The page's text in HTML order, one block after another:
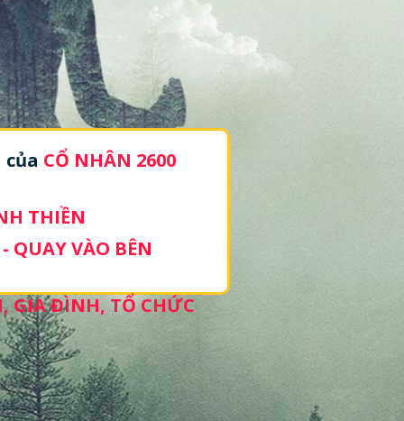
của CỔ NHÂN 2600
THIỀN
QUAY VÀO BÊN
GIA ĐÌNH, TỔ CHỨC